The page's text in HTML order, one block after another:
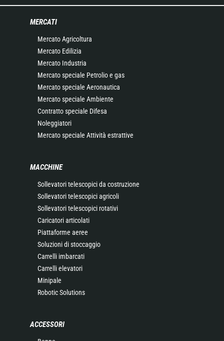
MERCATI
Mercato Agricoltura
Mercato Edilizia
Mercato Industria
Mercato speciale Petrolio e gas
Mercato speciale Aeronautica
Mercato speciale Ambiente
Contratto speciale Difesa
Noleggiatori
Mercato speciale Attività estrattive
MACCHINE
Sollevatori telescopici da costruzione
Sollevatori telescopici agricoli
Sollevatori telescopici rotativi
Caricatori articolati
Piattaforme aeree
Soluzioni di stoccaggio
Carrelli imbarcati
Carrelli elevatori
Minipale
Robotic Solutions
ACCESSORI